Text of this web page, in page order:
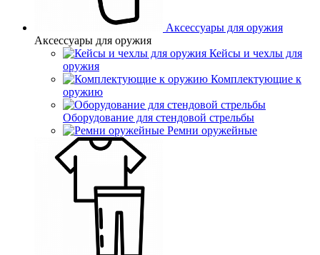
Аксессуары для оружия
Аксессуары для оружия
Кейсы и чехлы для
оружия
Комплектующие к
оружию
Оборудование для стендовой стрельбы
Ремни оружейные